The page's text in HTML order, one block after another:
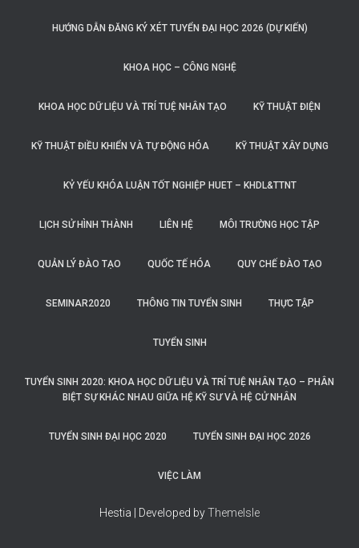
HƯỚNG DẪN ĐĂNG KÝ XÉT TUYỂN ĐẠI HỌC 2026 (DỰ KIẾN)
KHOA HỌC – CÔNG NGHỆ
KHOA HỌC DỮ LIỆU VÀ TRÍ TUỆ NHÂN TẠO KỸ THUẬT ĐIỆN
KỸ THUẬT ĐIỀU KHIỂN VÀ TỰ ĐỘNG HÓA KỸ THUẬT XÂY DỰNG
KỶ YẾU KHÓA LUẬN TỐT NGHIỆP HUET – KHDL&TTNT
LỊCH SỬ HÌNH THÀNH LIÊN HỆ MÔI TRƯỜNG HỌC TẬP
QUẢN LÝ ĐÀO TẠO QUỐC TẾ HÓA QUY CHẾ ĐÀO TẠO
SEMINAR2020 THÔNG TIN TUYỂN SINH THỰC TẬP
TUYỂN SINH
TUYỂN SINH 2020: KHOA HỌC DỮ LIỆU VÀ TRÍ TUỆ NHÂN TẠO – PHÂN
BIỆT SỰ KHÁC NHAU GIỮA HỆ KỸ SƯ VÀ HỆ CỬ NHÂN
TUYỂN SINH ĐẠI HỌC 2020 TUYỂN SINH ĐẠI HỌC 2026
VIỆC LÀM
Hestia | Developed byThemeIsle